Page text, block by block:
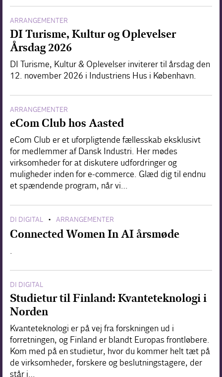
ARRANGEMENTER
DI Turisme, Kultur og Oplevelser
Årsdag 2026
DI Turisme, Kultur & Oplevelser inviterer til årsdag den
12. november 2026 i Industriens Hus i København.
ARRANGEMENTER
eCom Club hos Aasted
eCom Club er et uforpligtende fællesskab eksklusivt
for medlemmer af Dansk Industri. Her mødes
virksomheder for at diskutere udfordringer og
muligheder inden for e-commerce. Glæd dig til endnu
et spændende program, når vi…
DI DIGITAL • ARRANGEMENTER
Connected Women In AI årsmøde
.
DI DIGITAL
Studietur til Finland: Kvanteteknologi i
Norden
Kvanteteknologi er på vej fra forskningen ud i
forretningen, og Finland er blandt Europas frontløbere.
Kom med på en studietur, hvor du kommer helt tæt på
de virksomheder, forskere og beslutningstagere, der
står i…